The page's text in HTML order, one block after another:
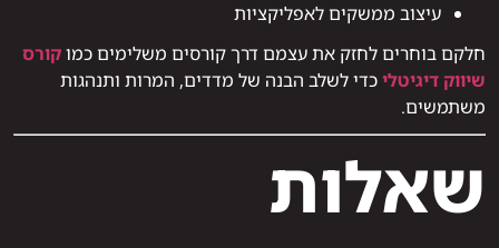
עיצוב ממשקים לאפליקציות
חלקם בוחרים לחזק את עצמם דרך קורסים משלימים כמוקורס
שיווק דיגיטליכדי לשלב הבנה של מדדים, המרות ותנהגות
משתמשים.
שאלות